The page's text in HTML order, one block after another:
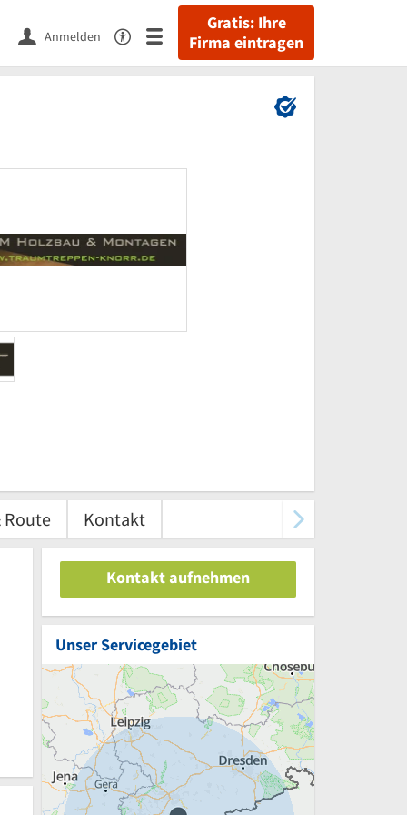
Gratis: Ihre
Firma eintragen
Anmelden
Route Kontakt
Kontakt aufnehmen
Unser Servicegebiet